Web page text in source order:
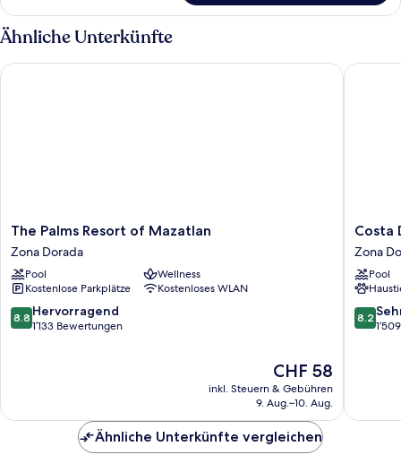
Zimmer
Ähnliche Unterkünfte
The
Palms
Resort
of
Mazatlan
Zona
Dorada
The Palms Resort of Mazatlan
Zona Dorada
Pool
Wellness
Kostenlose Parkplätze
Kostenloses WLAN
8.8
von
8.8 Hervorragend
1’133 Bewertungen
Der
Preis
beträgt
CHF 58
inkl. Steuern & Gebühren
9. Aug.–10. Aug.
The Palms Resort of Mazatlan
Costa
De
Oro
Beach
Hotel
Zona
Dorada
Costa
Zona
Pool
8.2
von
8.2
Costa
Ähnliche Unterkünfte vergleichen